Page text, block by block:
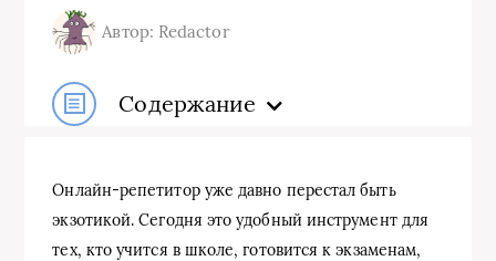
Автор: Redactor
Содержание
Онлайн-репетитор уже давно перестал быть
экзотикой. Сегодня это удобный инструмент для
тех, кто учится в школе, готовится к экзаменам,